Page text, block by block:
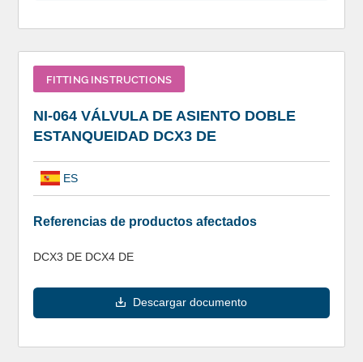
FITTING INSTRUCTIONS
NI-064 VÁLVULA DE ASIENTO DOBLE
ESTANQUEIDAD DCX3 DE
ES
Referencias de productos afectados
DCX3 DE DCX4 DE
Descargar documento